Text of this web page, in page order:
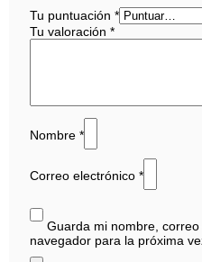
Tu puntuación *
Tu valoración *
Nombre *
Correo electrónico *
Guarda mi nombre,
navegador para la próxima